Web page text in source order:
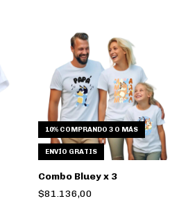
10% COMPRANDO 3 O MÁS
ENVÍO GRATIS
Combo Bluey x 3
$81.136,00